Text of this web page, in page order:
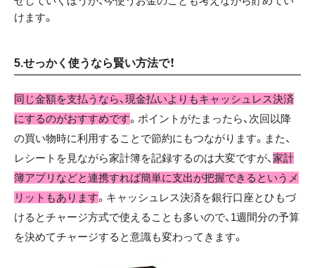
けます。
5.せっかく使うなら賢い方法で！
同じ金額を支払うなら、現金払いよりもキャッシュレス決済
にするのがおすすめです。ポイントがたまったら、次回以降
の買い物時に利用することで節約にもつながります。また、
レシートを見ながら家計簿を記録するのは大変ですが、 家計
簿アプリなどと連携すれば簡単に支出が把握できるというメ
リットもあります。キャッシュレス決済を銀行口座とひもづ
けるとチャージ方式で使えることも多いので、1週間分の予算
を決めてチャージすると意識も変わってきます。